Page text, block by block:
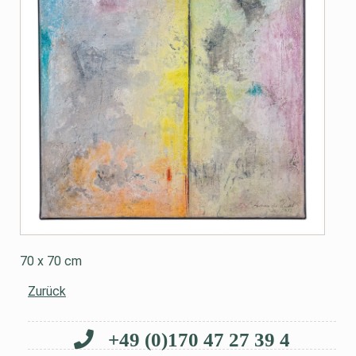
70 x 70 cm
Zurück
+49 (0)170 47 27 39 4